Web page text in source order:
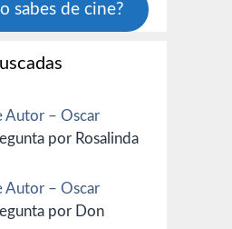
sabes de cine?
Autor – Oscar
por Rosalinda
Autor – Oscar
por Don